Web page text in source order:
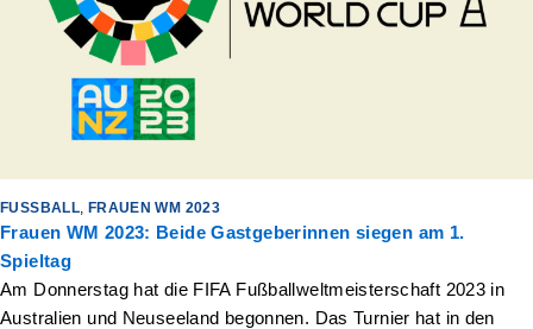
FUSSBALL FRAUEN WM 2023
Frauen WM 2023: Beide Gastgeberinnen siegen am 1.
Spieltag
Am Donnerstag hat die FIFA Fußballweltmeisterschaft 2023 in
Australien und Neuseeland begonnen. Das Turnier hat in den